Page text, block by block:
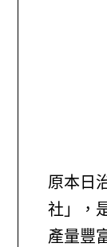
原本日
社」，
產量豐